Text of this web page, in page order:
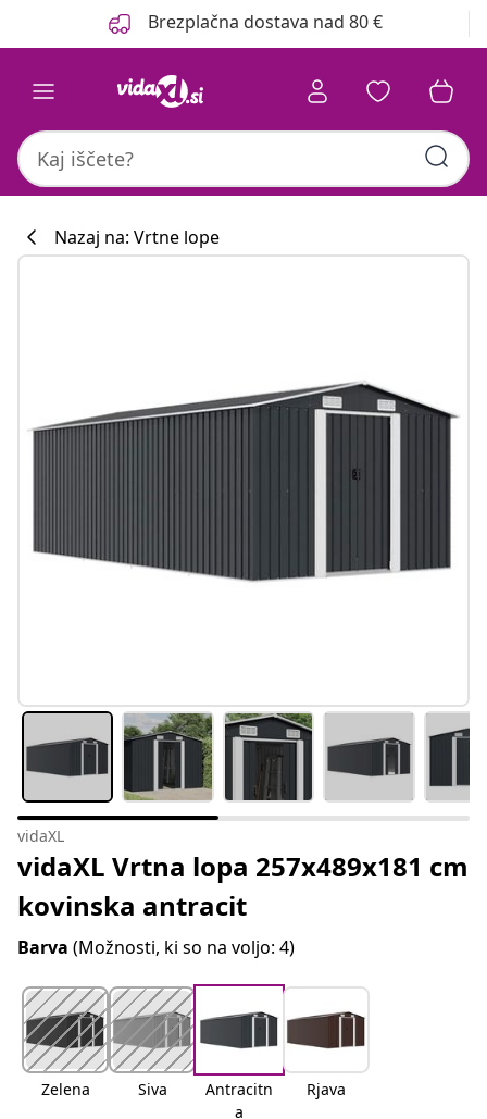
Brezplačna dostava nad 80 €
Nazaj na: Vrtne lope
vidaXL
vidaXL Vrtna lopa 257x489x181 cm
kovinska antracit
Barva (Možnosti, ki so na voljo: 4)
Zelena Siva
Antracitn
a
Rjava